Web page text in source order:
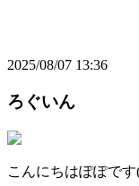
2025/08/07 13:36
ろぐいん
こんにちはぽぽです(